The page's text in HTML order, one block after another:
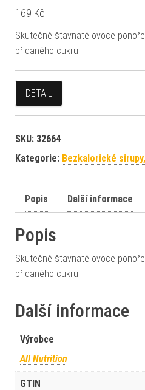
169 Kč
Skutečně šťavnaté ovoce
přidaného cukru.
DETAIL
SKU: 32664
Kategorie: Bezkalorické
Popis Další informace
Popis
Skutečně šťavnaté ovoce
přidaného cukru.
Další informace
Výrobce
All Nutrition
GTIN